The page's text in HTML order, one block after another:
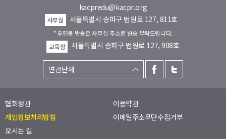
kacpredu@kacpr.org
사무실 서울특별시 송파구 법원로 127, 811호
* 우편물 발송은 사무실 주소로 발송 부탁드립니다.
교육장
서울특별시 송파구 법원로 127, 908호
협회정관
이용약관
개인정보처리방침
이메일주소무단수집거부
오시는 길